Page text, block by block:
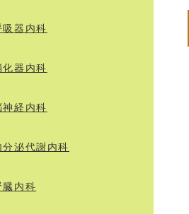
吸器内科
化器内科
神経内科
分泌代謝内科
臓内科